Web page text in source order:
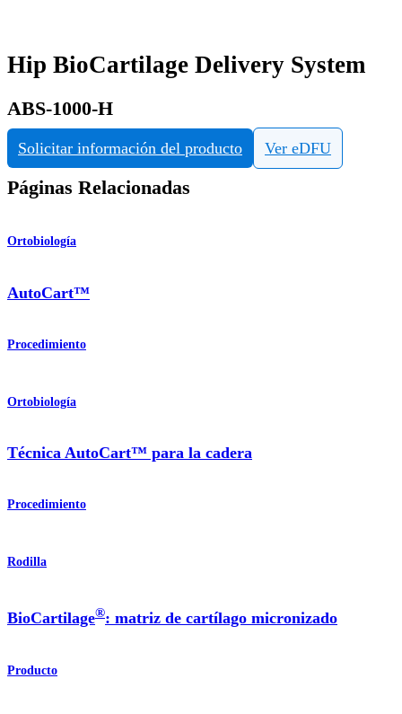
Hip BioCartilage Delivery System
ABS-1000-H
Solicitar información del producto Ver eDFU
Páginas Relacionadas
Ortobiología
AutoCart™
Procedimiento
Ortobiología
Técnica AutoCart™ para la cadera
Procedimiento
Rodilla
BioCartilage®: matriz de cartílago micronizado
Producto